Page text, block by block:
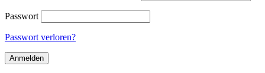
Passwort
Passwort verloren?